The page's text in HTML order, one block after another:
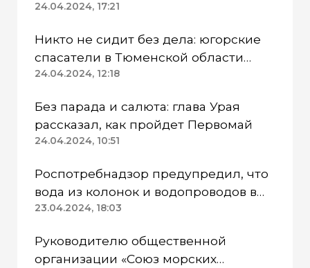
режим
24.04.2024, 17:21
Никто не сидит без дела: югорские
спасатели в Тюменской области
работают в две смены
24.04.2024, 12:18
Без парада и салюта: глава Урая
рассказал, как пройдет Первомай
24.04.2024, 10:51
Роспотребнадзор предупредил, что
вода из колонок и водопроводов в
Казанском районе непригодна для
23.04.2024, 18:03
Руководителю общественной
организации «Союз морских